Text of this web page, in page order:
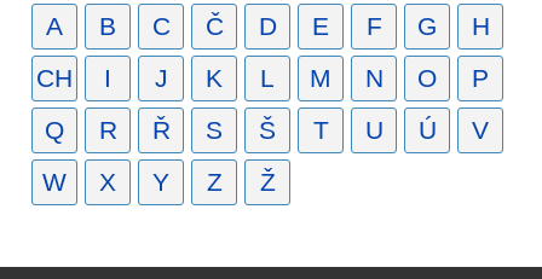
A B C Č D E F G
H
CH
I J K L M N O
P
Q
R Ř S Š T U Ú
V
W
X Y Z Ž